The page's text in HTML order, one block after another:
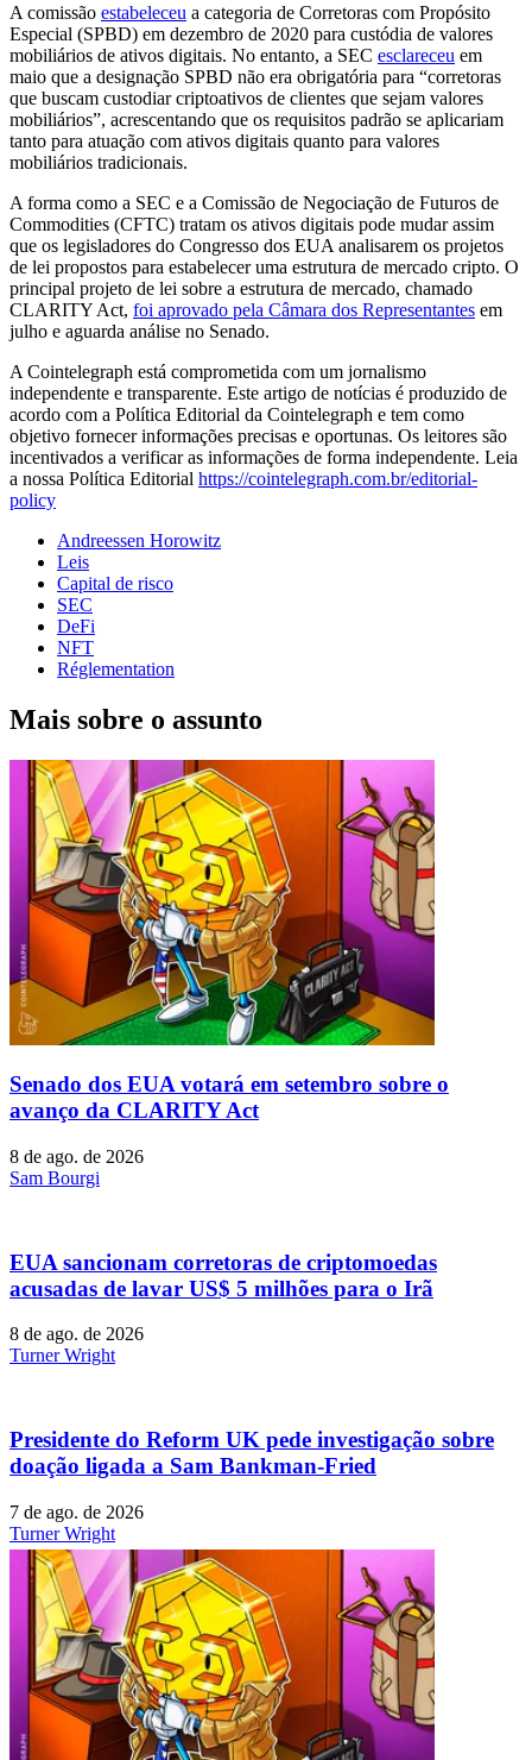
A comissão estabeleceu a categoria de Corretoras com Propósito
Especial (SPBD) em dezembro de 2020 para custódia de valores
mobiliários de ativos digitais. No entanto, a SEC esclareceu em
maio que a designação SPBD não era obrigatória para “corretoras
que buscam custodiar criptoativos de clientes que sejam valores
mobiliários”, acrescentando que os requisitos padrão se aplicariam
tanto para atuação com ativos digitais quanto para valores
mobiliários tradicionais.
A forma como a SEC e a Comissão de Negociação de Futuros de
Commodities (CFTC) tratam os ativos digitais pode mudar assim
que os legisladores do Congresso dos EUA analisarem os projetos
de lei propostos para estabelecer uma estrutura de mercado cripto. O
principal projeto de lei sobre a estrutura de mercado, chamado
CLARITY Act, foi aprovado pela Câmara dos Representantes em
julho e aguarda análise no Senado.
A Cointelegraph está comprometida com um jornalismo
independente e transparente. Este artigo de notícias é produzido de
acordo com a Política Editorial da Cointelegraph e tem como
objetivo fornecer informações precisas e oportunas. Os leitores são
incentivados a verificar as informações de forma independente. Leia
a nossa Política Editorial https://cointelegraph.com.br/editorial-
policy
Andreessen Horowitz
Leis
Capital de risco
SEC
DeFi
NFT
Réglementation
Mais sobre o assunto
Senado dos EUA votará em setembro sobre o
avanço da CLARITY Act
8 de ago. de 2026
Sam Bourgi
EUA sancionam corretoras de criptomoedas
acusadas de lavar US$ 5 milhões para o Irã
8 de ago. de 2026
Turner Wright
Presidente do Reform UK pede investigação sobre
doação ligada a Sam Bankman-Fried
7 de ago. de 2026
Turner Wright